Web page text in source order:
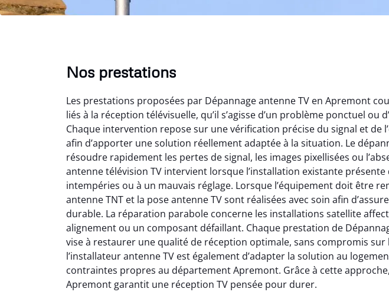
Nos prestations
Les prestations proposées par Dépannage antenne TV en Apremont
liés à la réception télévisuelle, qu’il s’agisse d’un problème ponctuel ou
Chaque intervention repose sur une vérification précise du signal et de
afin d’apporter une solution réellement adaptée à la situation. Le
résoudre rapidement les pertes de signal, les images pixellisées ou
antenne télévision TV intervient lorsque l’installation existante présente
intempéries ou à un mauvais réglage. Lorsque l’équipement doit être
antenne TNT et la pose antenne TV sont réalisées avec soin afin
durable. La réparation parabole concerne les installations satellite
alignement ou un composant défaillant. Chaque prestation de
vise à restaurer une qualité de réception optimale, sans compromis sur
l’installateur antenne TV est également d’adapter la solution au
contraintes propres au département Apremont. Grâce à cette
Apremont garantit une réception TV pensée pour durer.
Mathieu Chabert
29 janvier 2026
Très bon travail sur
l’installation et l’orientation
de l’antenne. Résultat
immédiat et durable.